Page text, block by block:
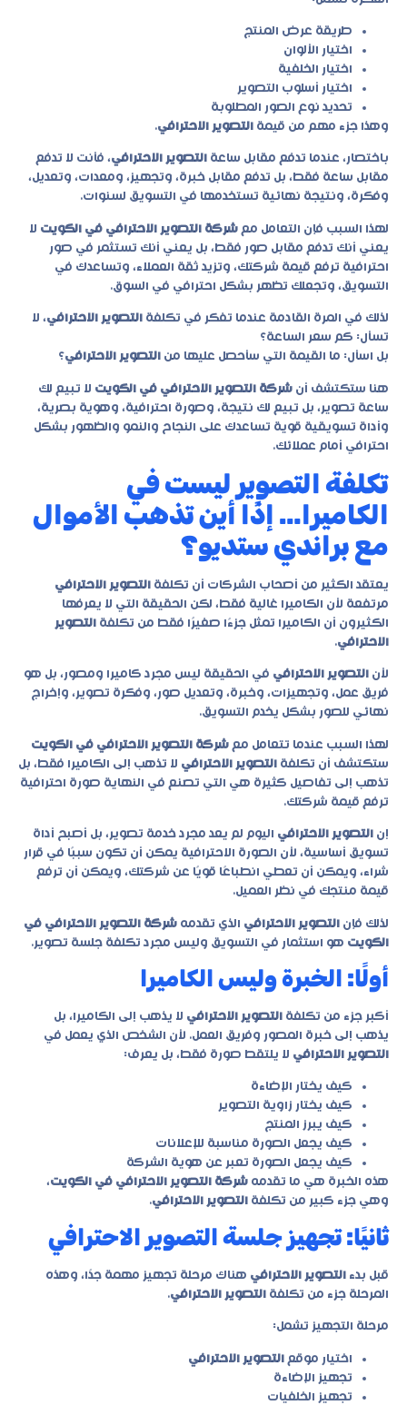
طريقة عرض المنتج
اختيار الألوان
اختيار الخلفية
اختيار أسلوب التصوير
تحديد نوع الصور المطلوبة
وهذا جزء مهم من قيمة التصوير الاحترافي.
باختصار، عندما تدفع مقابل ساعة التصوير الاحترافي، فأنت لا تدفع
مقابل ساعة فقط، بل تدفع مقابل خبرة، وتجهيز، ومعدات، وتعديل،
وفكرة، ونتيجة نهائية تستخدمها في التسويق لسنوات.
لهذا السبب فإن التعامل مع شركة التصوير الاحترافي في الكويت لا
يعني أنك تدفع مقابل صور فقط، بل يعني أنك تستثمر في صور
احترافية ترفع قيمة شركتك، وتزيد ثقة العملاء، وتساعدك في
التسويق، وتجعلك تظهر بشكل احترافي في السوق.
لذلك في المرة القادمة عندما تفكر في تكلفة التصوير الاحترافي، لا
تسأل: كم سعر الساعة؟
بل اسأل: ما القيمة التي سأحصل عليها من التصوير الاحترافي؟
هنا ستكتشف أن شركة التصوير الاحترافي في الكويت لا تبيع لك
ساعة تصوير، بل تبيع لك نتيجة، وصورة احترافية، وهوية بصرية،
وأداة تسويقية قوية تساعدك على النجاح والنمو والظهور بشكل
احترافي أمام عملائك.
تكلفة التصوير ليست في
الكاميرا… إذًا أين تذهب الأموال
مع براندي ستديو؟
يعتقد الكثير من أصحاب الشركات أن تكلفة التصوير الاحترافي
مرتفعة لأن الكاميرا غالية فقط، لكن الحقيقة التي لا يعرفها
الكثيرون أن الكاميرا تمثل جزءًا صغيرًا فقط من تكلفة التصوير
الاحترافي.
لأن التصوير الاحترافي في الحقيقة ليس مجرد كاميرا ومصور، بل هو
فريق عمل، وتجهيزات، وخبرة، وتعديل صور، وفكرة تصوير، وإخراج
نهائي للصور بشكل يخدم التسويق.
لهذا السبب عندما تتعامل مع شركة التصوير الاحترافي في الكويت
ستكتشف أن تكلفة التصوير الاحترافي لا تذهب إلى الكاميرا فقط، بل
تذهب إلى تفاصيل كثيرة هي التي تصنع في النهاية صورة احترافية
ترفع قيمة شركتك.
إن التصوير الاحترافي اليوم لم يعد مجرد خدمة تصوير، بل أصبح أداة
تسويق أساسية، لأن الصورة الاحترافية يمكن أن تكون سببًا في قرار
شراء، ويمكن أن تعطي انطباعًا قويًا عن شركتك، ويمكن أن ترفع
قيمة منتجك في نظر العميل.
لذلك فإن التصوير الاحترافي الذي تقدمه شركة التصوير الاحترافي في
الكويت هو استثمار في التسويق وليس مجرد تكلفة جلسة تصوير.
أولًا: الخبرة وليس الكاميرا
أكبر جزء من تكلفة التصوير الاحترافي لا يذهب إلى الكاميرا، بل
يذهب إلى خبرة المصور وفريق العمل. لأن الشخص الذي يعمل في
التصوير الاحترافي لا يلتقط صورة فقط، بل يعرف:
كيف يختار الإضاءة
كيف يختار زاوية التصوير
كيف يبرز المنتج
كيف يجعل الصورة مناسبة للإعلانات
كيف يجعل الصورة تعبر عن هوية الشركة
هذه الخبرة هي ما تقدمه شركة التصوير الاحترافي في الكويت،
وهي جزء كبير من تكلفة التصوير الاحترافي.
ثانيًا: تجهيز جلسة التصوير الاحترافي
قبل بدء التصوير الاحترافي هناك مرحلة تجهيز مهمة جدًا، وهذه
المرحلة جزء من تكلفة التصوير الاحترافي.
مرحلة التجهيز تشمل:
اختيار موقع التصوير الاحترافي
تجهيز الإضاءة
تجهيز الخلفيات